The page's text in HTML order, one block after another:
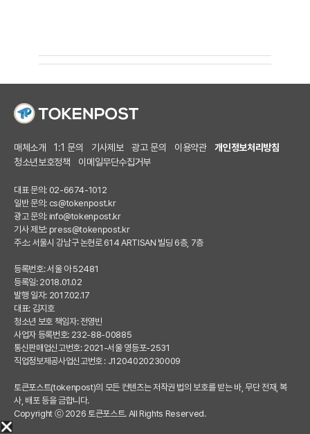
매체소개 1:1 문의 기사제보 광고 문의 이용약관
개인정보처리방침
청소년보호정책
이메일무단수집거부
대표 문의: 02-6674-1012
일반 문의: cs@tokenpost.kr
광고 문의: info@tokenpost.kr
기사 제보: press@tokenpost.kr
주소: 서울시 강남구 논현로 614 ARTISAN 빌딩 6층, 7층
등록번호: 서울 아 52481
등록일: 2018.01.02
발행 일자: 2017.02.17
대표: 김지호
청소년 보호 책임자: 전영빈
사업자 등록번호: 232-88-00885
통신판매업신고번호: 2021-서울 영등포-2531
직업정보제공사업신고번호 : J1204020230009
토큰포스트(tokenpost)의 모든 컨텐츠는 저작권 법의 보호를 받는 바, 무단 전재, 복
사, 배포 등을 금합니다.
Copyright ⓒ 2026 토큰포스트. All Rights Reserved.